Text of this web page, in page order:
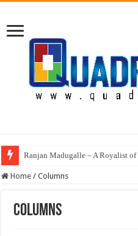
Ranjan Madugalle – A Royalist
Home / Columns
Columns